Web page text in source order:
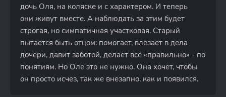
дочь Оля, на коляске и с характером. И теперь
они живут вместе. А наблюдать за этим будет
строгая, но симпатичная участковая. Старый
пытается быть отцом: помогает, влезает в дела
дочери, давит заботой, делает всё «правильно» - по
понятиям. Но Оле это не нужно. Она хочет, чтобы
он просто исчез, так же внезапно, как и появился.